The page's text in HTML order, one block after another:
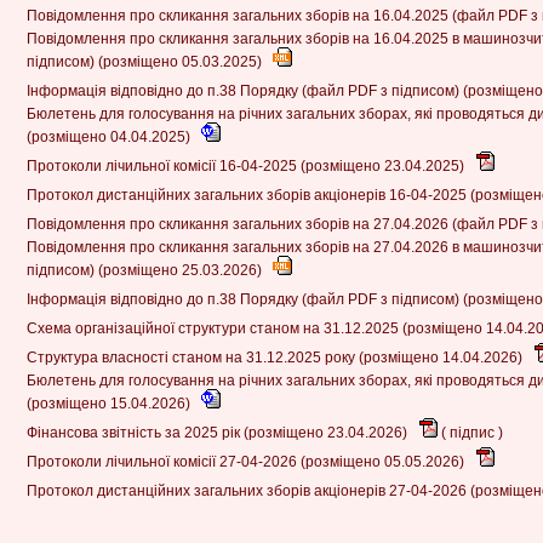
Повідомлення про скликання загальних зборів на 16.04.2025 (файл PDF
Повідомлення про скликання загальних зборів на 16.04.2025 в
підписом) (розміщено 05.03.2025)
Інформація відповідно до п.38 Порядку (файл PDF з підписом)
Бюлетень для голосування на річних загальних зборах, які проводяться
(розміщено 04.04.2025)
Протоколи лічильної комісії 16-04-2025 (розміщено 23.04.2025)
Протокол дистанційних загальних зборів акціонерів 16-04-2025
Повідомлення про скликання загальних зборів на 27.04.2026 (файл PDF
Повідомлення про скликання загальних зборів на 27.04.2026 в
підписом) (розміщено 25.03.2026)
Інформація відповідно до п.38 Порядку (файл PDF з підписом)
Схема організаційної структури станом на 31.12.2025 (розміщено
Структура власності станом на 31.12.2025 року (розміщено 14.04.2026)
Бюлетень для голосування на річних загальних зборах, які проводяться
(розміщено 15.04.2026)
Фінансова звітність за 2025 рік (розміщено 23.04.2026)
( підпис )
Протоколи лічильної комісії 27-04-2026 (розміщено 05.05.2026)
Протокол дистанційних загальних зборів акціонерів 27-04-2026